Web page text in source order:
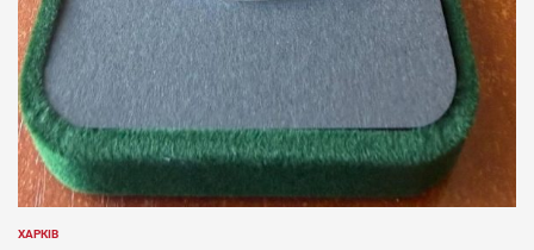
ОПУБЛІКУВАТИ
ХАРКІВ